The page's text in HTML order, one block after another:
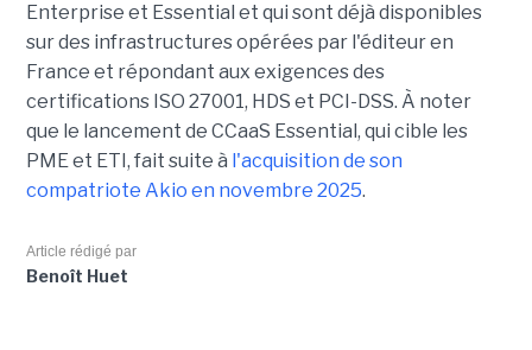
Enterprise et Essential et qui sont déjà disponibles
sur des infrastructures opérées par l'éditeur en
France et répondant aux exigences des
certifications ISO 27001, HDS et PCI-DSS. À noter
que le lancement de CCaaS Essential, qui cible les
PME et ETI, fait suite à l'acquisition de son
compatriote Akio en novembre 2025.
Article rédigé par
Benoît Huet